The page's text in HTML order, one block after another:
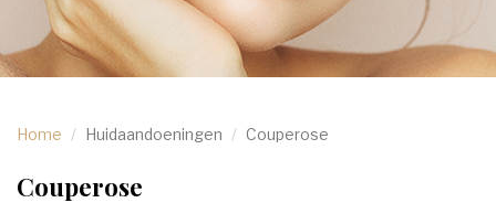
Home Huidaandoeningen Couperose
Couperose